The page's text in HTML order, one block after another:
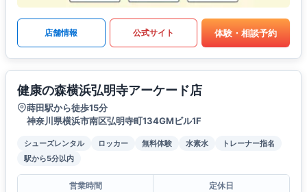
店舗情報 公式サイト 体験・相談予約
健康の森横浜弘明寺アーケード店
蒔田駅から徒歩15分
神奈川県横浜市南区弘明寺町134GMビル1F
シューズレンタル ロッカー 無料体験 水素水
トレーナー指名
駅から5分以内
営業時間
定休日